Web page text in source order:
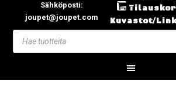
Sähköposti:
joupet@joupet.com
Kuvastot/